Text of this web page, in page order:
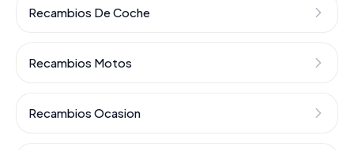
Recambios De Coche
Recambios Motos
Recambios Ocasion